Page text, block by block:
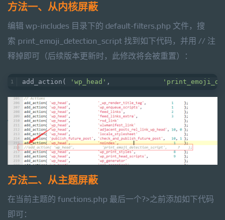
方法一、从内核屏蔽
编辑 wp-includes 目录下的 default-filters.php 文件，搜
索 print_emoji_detection_script 找到如下代码，并用 // 注
释掉即可（后续版本更新时，此修改将会被重置）：
add_action( 'wp_head' ,
方法二、从主题屏蔽
在当前主题的 functions.php 最后一个?>之前添加如下代码
即可：